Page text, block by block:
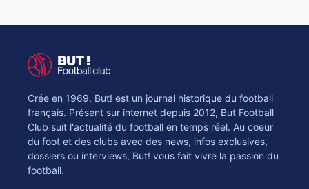
Crée en 1969, But! est un journal historique du football
français. Présent sur internet depuis 2012, But Football
Club suit l'actualité du football en temps réel. Au coeur
du foot et des clubs avec des news, infos exclusives,
dossiers ou interviews, But! vous fait vivre la passion du
football.